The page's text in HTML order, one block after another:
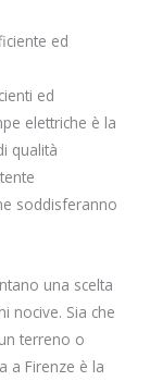
ed
ed
elettriche è la
qualità
soddisferanno
una scelta
nocive. Sia che
terreno o
a Firenze è la